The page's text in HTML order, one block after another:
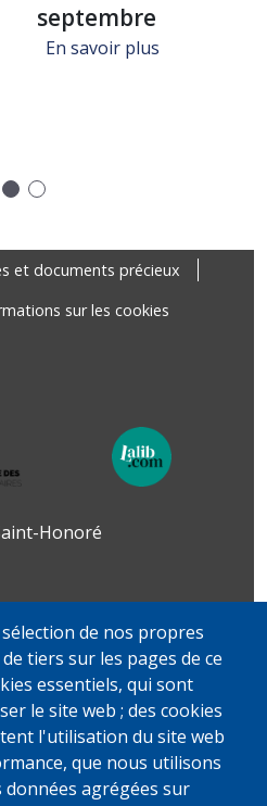
septembre
En savoir plus
et documents précieux
sur les cookies
Honoré
Philippe-du-Roule
Livres et documents
précieux
Lundi sur rendez-vous
Du mardi au vendredi
10h-19h
samedi
de nos propres
tiers sur les pages de ce
essentiels, qui sont
le site web ; des cookies
l'utilisation du site web
que nous utilisons
agrégées sur